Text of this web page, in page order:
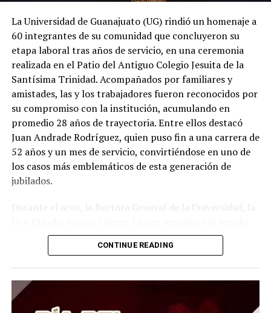
La Universidad de Guanajuato (UG) rindió un homenaje a
60 integrantes de su comunidad que concluyeron su
etapa laboral tras años de servicio, en una ceremonia
realizada en el Patio del Antiguo Colegio Jesuita de la
Santísima Trinidad. Acompañados por familiares y
amistades, las y los trabajadores fueron reconocidos por
su compromiso con la institución, acumulando en
promedio 28 años de trayectoria. Entre ellos destacó
Juan Andrade Rodríguez, quien puso fin a una carrera de
52 años y un mes de servicio, convirtiéndose en uno de
los casos más emblemáticos de esta generación de
jubilados.
Durante el acto, la Rectora General de la Universidad, la
de quienes dedicaron gran parte de su vida a fortalecer
la máxima casa de estudios del estado. En su mensaje,
subrayó que la jubilación no representa una despedida
definitiva, sino el inicio de una nueva etapa personal, al
tiempo que reconoció la labor desempeñada en aulas,
laboratorios, bibliotecas, oficinas, espacios culturales,
CONTINUE READING